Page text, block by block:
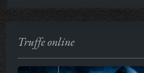
Truffe online